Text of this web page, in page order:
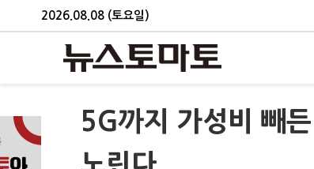
2026.08.08 (토요일)
5G까지 가성비 빼